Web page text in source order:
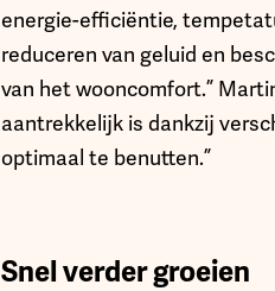
energie-efficiëntie,
reduceren van geluid en
van het wooncomfort.”
aantrekkelijk is dankzij
optimaal te benutten.”
Snel verder groeien